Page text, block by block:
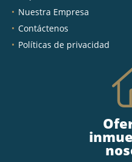
Nuestra Empresa
Contáctenos
Políticas de privacidad